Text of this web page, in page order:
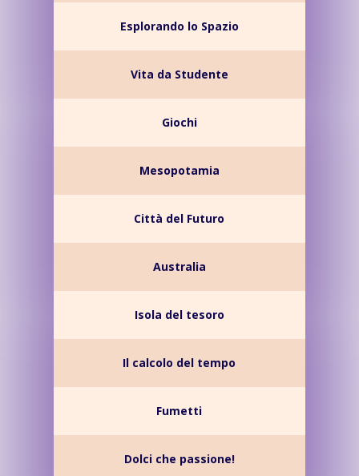
Esplorando lo Spazio
Vita da Studente
Giochi
Mesopotamia
Città del Futuro
Australia
Isola del tesoro
Il calcolo del tempo
Fumetti
Dolci che passione!